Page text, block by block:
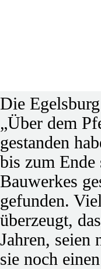
Die
„Über dem
gestanden
bis zum Ende
Bauwerkes
gefunden.
überzeugt,
Jahren, seien
sie noch